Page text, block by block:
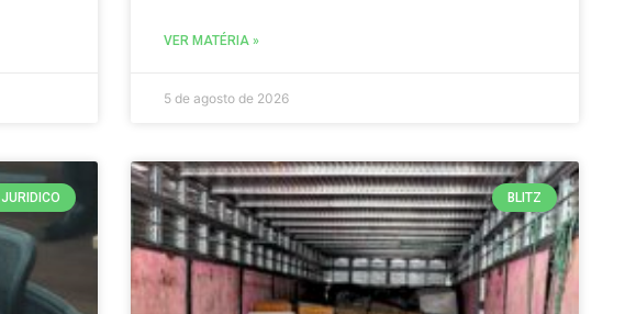
VER MATÉRIA »
5 de agosto de 2026
JURIDICO BLITZ